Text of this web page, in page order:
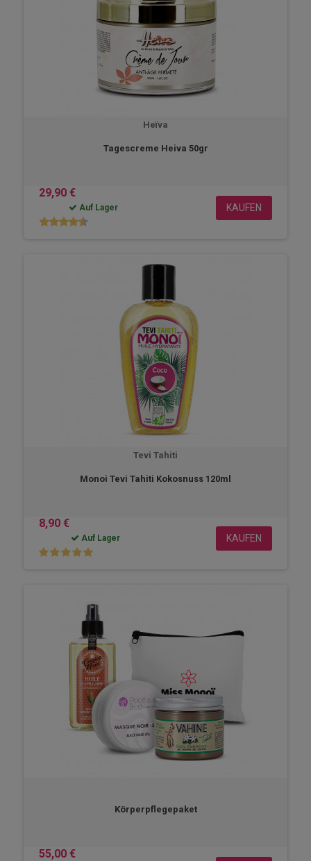
Heïva
Tagescreme Heiva 50gr
29,90 €
Auf Lager KAUFEN
Tevi Tahiti
Monoi Tevi Tahiti Kokosnuss 120ml
8,90 €
Auf Lager KAUFEN
Körperpflegepaket
55,00 €